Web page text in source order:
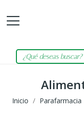
Inicio Parafarmacia